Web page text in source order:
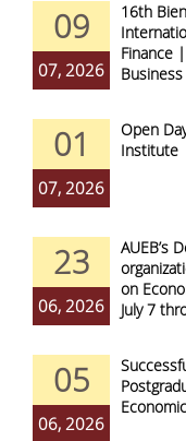
09
07, 2026
16th
Finance
01
07, 2026
Open
Institute
23
06, 2026
AUEB’s
on
July 7
05
06, 2026